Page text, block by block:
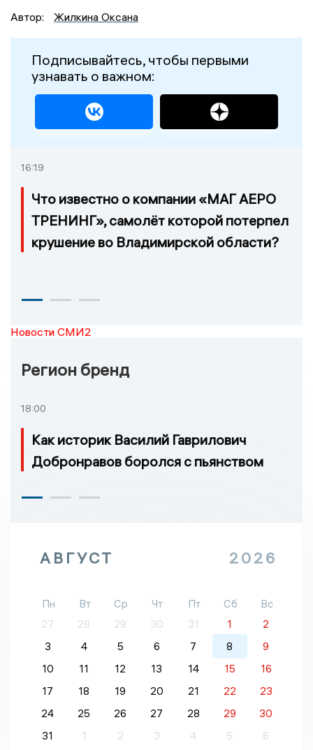
Автор:
Жилкина Оксана
Подписывайтесь, чтобы первыми
узнавать о важном:
16:19
Что известно о компании «МАГ АЕРО
ТРЕНИНГ», самолёт которой потерпел
крушение во Владимирской области?
Новости СМИ2
Регион бренд
18:00
Как историк Василий Гаврилович
Добронравов боролся с пьянством
АВГУСТ 2026
Пн Вт Ср Чт Пт Сб
Вс
27
28 29 30 31 1
2
3
4 5 6 7 8
9
10
11 12 13 14 15
16
17
18 19 20 21 22
23
24
25 26 27 28 29
30
31
1 2 3 4 5 6